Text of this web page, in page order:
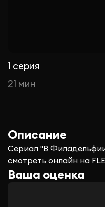
1 серия
21 мин
Описание
Сериал "В
смотреть онлайн на
Ваша оценка